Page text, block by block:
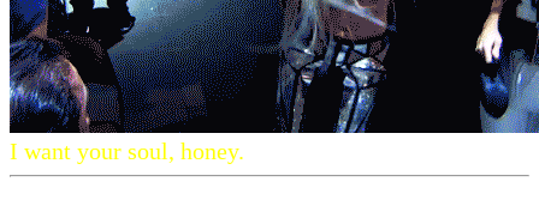
I want your soul, honey.